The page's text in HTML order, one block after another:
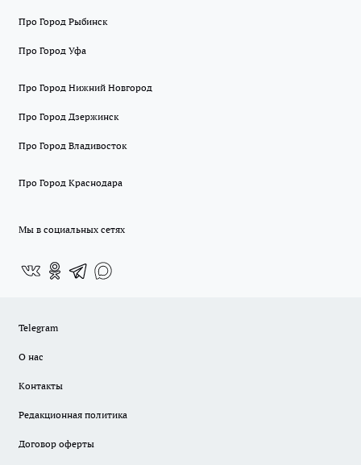
Про Город Рыбинск
Про Город Уфа
Про Город Нижний Новгород
Про Город Дзержинск
Про Город Владивосток
Про Город Краснодара
Мы в социальных сетях
Telegram
О нас
Контакты
Редакционная политика
Договор оферты